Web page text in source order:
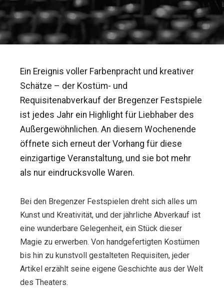
Ein Ereignis voller Farbenpracht und kreativer
Schätze – der Kostüm- und
Requisitenabverkauf der Bregenzer Festspiele
ist jedes Jahr ein Highlight für Liebhaber des
Außergewöhnlichen. An diesem Wochenende
öffnete sich erneut der Vorhang für diese
einzigartige Veranstaltung, und sie bot mehr
als nur eindrucksvolle Waren.
Bei den Bregenzer Festspielen dreht sich alles um
Kunst und Kreativität, und der jährliche Abverkauf ist
eine wunderbare Gelegenheit, ein Stück dieser
Magie zu erwerben. Von handgefertigten Kostümen
bis hin zu kunstvoll gestalteten Requisiten, jeder
Artikel erzählt seine eigene Geschichte aus der Welt
des Theaters.